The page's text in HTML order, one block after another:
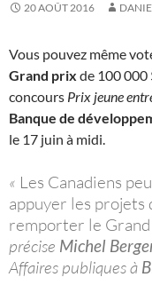
20 AOÛT 2016
Vous pouvez même
Grand prix de 100 000
concours Prix jeune
Banque de
le 17 juin à midi.
« Les Canadiens
appuyer les projets
remporter le
précise Michel
Affaires publiques à